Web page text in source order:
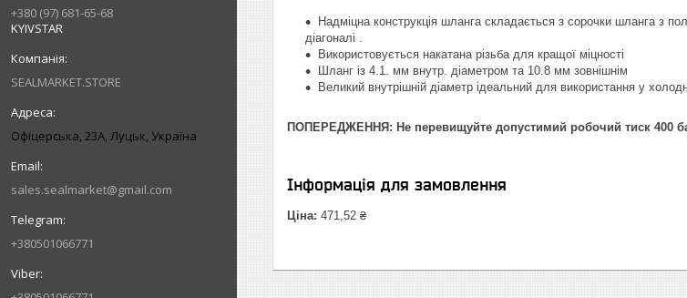
+380 (97) 681-65-68
KYIVSTAR
SEALMARKET.STORE
Офіцерська, 23А, Луцьк, Україна
sales.sealmarket@gmail.com
+380501066771
Надміцна конструкція шланга складається з сорочки шланга з
діагоналі .
Використовується накатана різьба для кращої міцності
Шланг із 4.1. мм внутр. діаметром та 10.8 мм зовнішнім
Великий внутрішній діаметр ідеальний для використання у
ПОПЕРЕДЖЕННЯ: Не перевищуйте допустимий робочий тиск 400
Інформація для замовлення
Ціна: 471,52 ₴